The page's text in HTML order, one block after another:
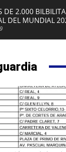
DE 2.000
DEL MUNDIAL
DE CALATAYUD